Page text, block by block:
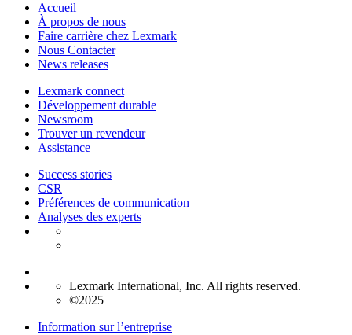
Accueil
À propos de nous
Faire carrière chez Lexmark
Nous Contacter
News releases
Lexmark connect
Développement durable
Newsroom
Trouver un revendeur
Assistance
Success stories
CSR
Préférences de communication
Analyses des experts
Lexmark International, Inc. All rights reserved.
©2025
Information sur l’entreprise